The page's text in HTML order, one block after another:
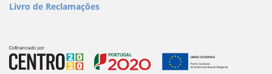
Livro de Reclamações